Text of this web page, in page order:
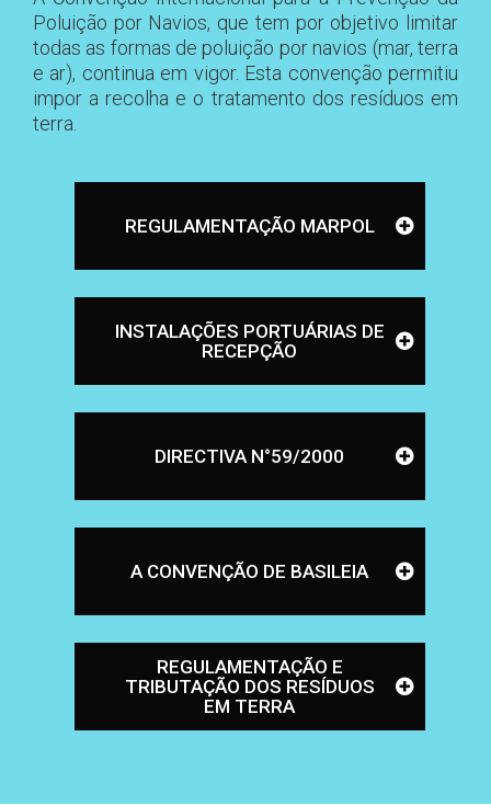
Poluição por Navios, que tem por objetivo limitar
todas as formas de poluição por navios (mar, terra
e ar), continua em vigor. Esta convenção permitiu
impor a recolha e o tratamento dos resíduos em
terra.
REGULAMENTAÇÃO MARPOL
INSTALAÇÕES PORTUÁRIAS DE
RECEPÇÃO
DIRECTIVA N°59/2000
A CONVENÇÃO DE BASILEIA
REGULAMENTAÇÃO E
TRIBUTAÇÃO DOS RESÍDUOS
EM TERRA